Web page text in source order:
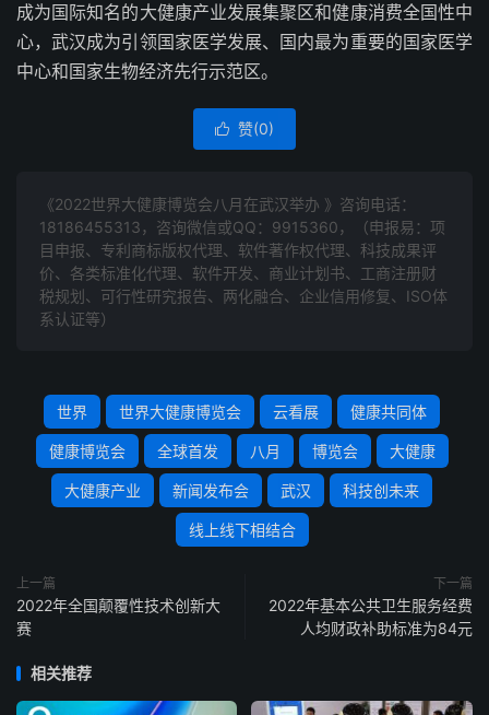
成为国际知名的大健康产业发展集聚区和健康消费全国性中
心，武汉成为引领国家医学发展、国内最为重要的国家医学
中心和国家生物经济先行示范区。
 赞(0)
《2022世界大健康博览会八月在武汉举办 》咨询电话：
18186455313 ，咨询微信或QQ：9915360，（申报易：项
目申报、专利商标版权代理、软件著作权代理、科技成果评
价、各类标准化代理、软件开发、商业计划书、工商注册财
税规划、可行性研究报告、两化融合、企业信用修复、ISO体
系认证等）
世界 世界大健康博览会 云看展 健康共同体
健康博览会 全球首发 八月 博览会 大健康
大健康产业 新闻发布会 武汉 科技创未来
线上线下相结合
上一篇
2022年全国颠覆性技术创新大
赛
下一篇
2022年基本公共卫生服务经费
人均财政补助标准为84元
相关推荐